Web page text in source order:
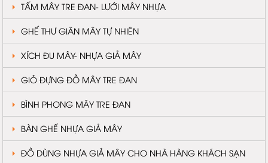
TẤM MÂY TRE ĐAN- LƯỚI MÂY NHỰA
GHẾ THƯ GIÃN MÂY TỰ NHIÊN
XÍCH ĐU MÂY- NHỰA GIẢ MÂY
GIỎ ĐỰNG ĐỒ MÂY TRE ĐAN
BÌNH PHONG MÂY TRE ĐAN
BÀN GHẾ NHỰA GIẢ MÂY
ĐỒ DÙNG NHỰA GIẢ MÂY CHO NHÀ HÀNG KHÁCH SẠN